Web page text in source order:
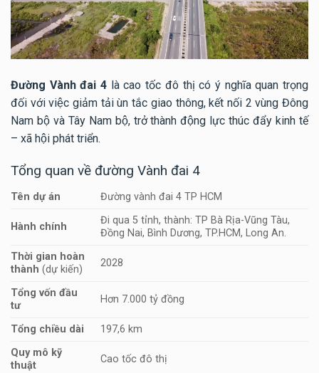
Đường Vành đai 4 là cao tốc đô thị có ý nghĩa quan trọng
đối với việc giảm tải ùn tắc giao thông, kết nối 2 vùng Đông
Nam bộ và Tây Nam bộ, trở thành động lực thúc đẩy kinh tế
– xã hội phát triển.
Tổng quan về đường Vành đai 4
Tên dự án Đường vành đai 4 TP HCM
Hành chính
Đi qua 5 tỉnh, thành: TP Bà Rịa-Vũng Tàu,
Đồng Nai, Bình Dương, TP.HCM, Long An.
Thời gian hoàn
thành (dự kiến)
2028
Tổng vốn đầu
tư
Hơn 7.000 tỷ đồng
Tổng chiều dài
197,6 km
Quy mô kỹ
thuật
Cao tốc đô thị